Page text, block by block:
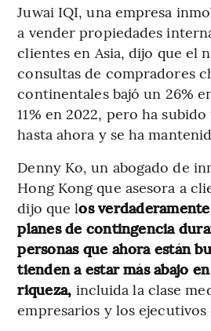
Juwai IQI, una empresa
a vender propiedades
clientes en Asia, dijo que el
consultas de compradores
continentales bajó un 26%
11% en 2022, pero ha
hasta ahora y se ha
Denny Ko, un abogado de
Hong Kong que asesora a
dijo que los
planes de contingencia
personas que ahora están
tienden a estar más abajo
riqueza, incluida la clase
empresarios y los